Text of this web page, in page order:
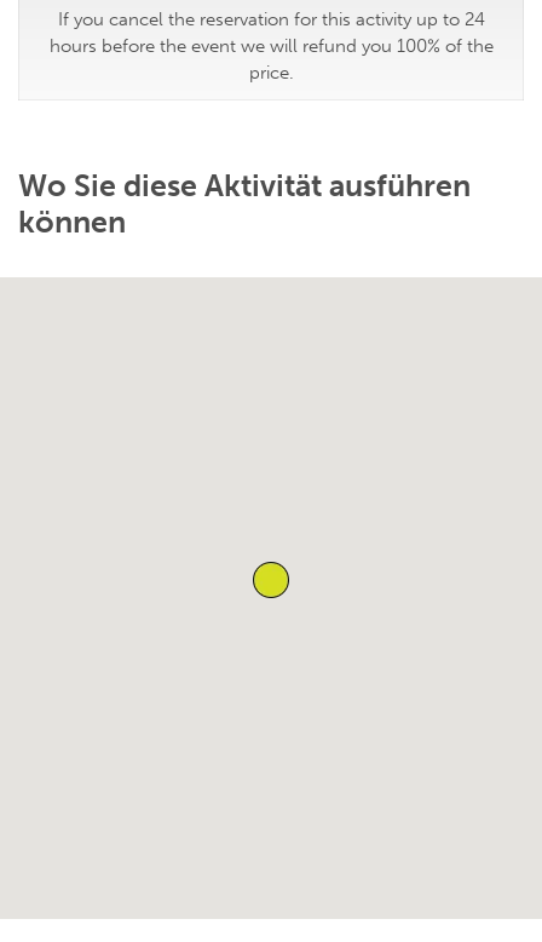
If you cancel the reservation for this activity up to 24
hours before the event we will refund you 100% of the
price.
Wo Sie diese Aktivität ausführen
können